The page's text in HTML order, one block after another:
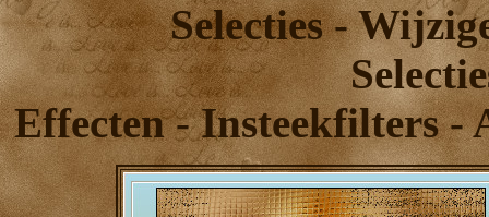
Selecties -
Effecten - Insteekfilters -